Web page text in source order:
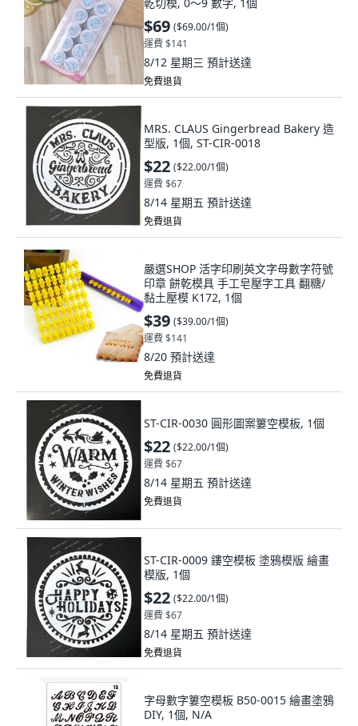
$69 ($69.00/1個)
運費 $141
8/12 星期三 預計送達
免費退貨
MRS. CLAUS Gingerbread Bakery 造
型版, 1個, ST-CIR-0018
$22 ($22.00/1個)
運費 $67
8/14 星期五 預計送達
免費退貨
嚴選SHOP 活字印刷英文字母數字符號
印章 餅乾模具 手工皂壓字工具 翻糖/
黏土壓模 K172, 1個
$39 ($39.00/1個)
運費 $141
8/20 預計送達
免費退貨
ST-CIR-0030 圓形圖案簍空模板, 1個
$22 ($22.00/1個)
運費 $67
8/14 星期五 預計送達
免費退貨
ST-CIR-0009 鏤空模板 塗鴉模版 繪畫
模版, 1個
$22 ($22.00/1個)
運費 $67
8/14 星期五 預計送達
免費退貨
字母數字簍空模板 B50-0015 繪畫塗鴉
DIY, 1個, N/A